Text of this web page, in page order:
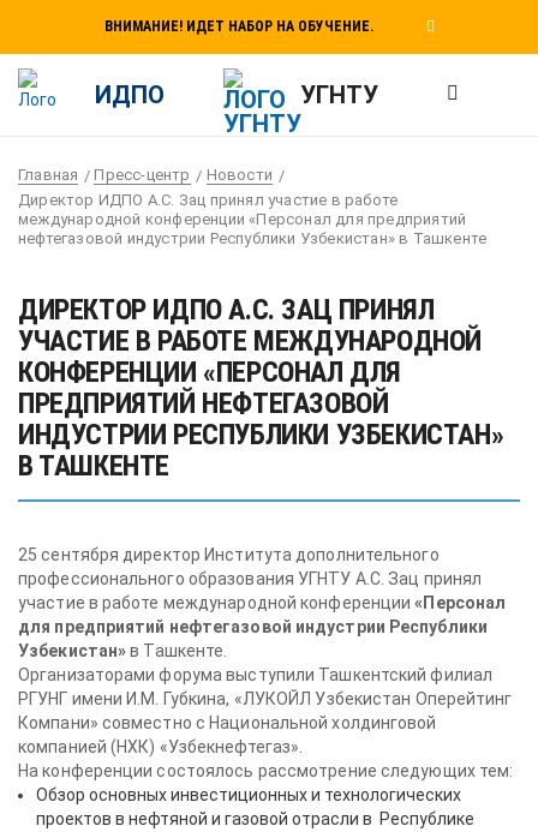
ВНИМАНИЕ! ИДЕТ НАБОР НА ОБУЧЕНИЕ.
ИДПО УГНТУ
Главная Пресс-центр
Новости
Директор ИДПО А.С. Зац принял участие в работе
международной конференции «Персонал для предприятий
нефтегазовой индустрии Республики Узбекистан» в Ташкенте
ДИРЕКТОР ИДПО А.С. ЗАЦ ПРИНЯЛ
УЧАСТИЕ В РАБОТЕ МЕЖДУНАРОДНОЙ
КОНФЕРЕНЦИИ «ПЕРСОНАЛ ДЛЯ
ПРЕДПРИЯТИЙ НЕФТЕГАЗОВОЙ
ИНДУСТРИИ РЕСПУБЛИКИ УЗБЕКИСТАН»
В ТАШКЕНТЕ
25 сентября директор Института дополнительного
профессионального образования УГНТУ А.С. Зац принял
участие в работе международной конференции«Персонал
для предприятий нефтегазовой индустрии Республики
Узбекистан»в Ташкенте.
Организаторами форума выступили Ташкентский филиал
РГУНГ имени И.М. Губкина, «ЛУКОЙЛ Узбекистан Оперейтинг
Компани» совместно с Национальной холдинговой
компанией (НХК) «Узбекнефтегаз».
На конференции состоялось рассмотрение следующих тем:
Обзор основных инвестиционных и технологических
проектов в нефтяной и газовой отрасли в Республике